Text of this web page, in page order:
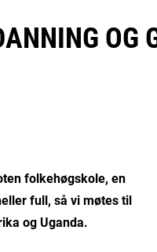
OG
folkehøgskole, en
full, så vi møtes til
og Uganda.